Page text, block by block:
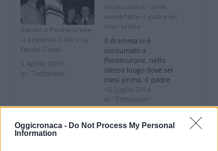
Oggicronaca - Do Not Process My Personal
Information
Sabato a Pontecurone
si presenta il libro su
fausto Coppi
5 Aprile 2019
In "Tortonese"
impiccandosi come
aveva fatto il padre sei
mesi prima
Il dramma si è
consumato a
Pontecurone, nello
stesso luogo dove sei
mesi prima, il padre
della vittima si era
tolto la vita con lo
stesso metodo:
dell’insano gesto L.P.
16 Luglio 2014
In "Tortonese"
gioca lo stipendio alle
slot machines e per